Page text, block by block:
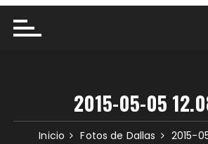
2015-05-05
Inicio Fotos de Dallas 2015-